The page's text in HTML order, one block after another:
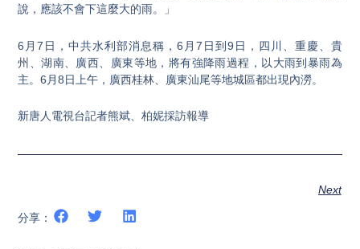
說，應該不會下這麼大的雨。」
6月7日，中共水利部消息稱，6月7日到9日，四川、重慶、貴
州、湖南、廣西、廣東等地，將有強降雨過程，以大雨到暴雨為
主。6月8日上午，廣西桂林、廣東汕尾等地城區都出現內澇。
新唐人電視台記者熊斌、柏妮採訪報導
Next
分享：